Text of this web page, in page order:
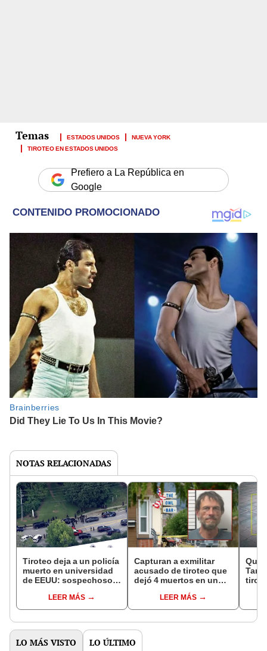
ESTADOS UNIDOS
NUEVA YORK
TIROTEO EN ESTADOS UNIDOS
Prefiero a La República en
Google
NOTAS RELACIONADAS
Tiroteo deja a un policía
muerto en universidad
de EEUU: sospechoso
pistolas, un rifle y una
escopeta
LEER MÁS
Capturan a exmilitar
acusado de tiroteo que
dejó 4 muertos en un
estuvo prófugo una
semana
LEER MÁS
LO MÁS VISTO LO ÚLTIMO